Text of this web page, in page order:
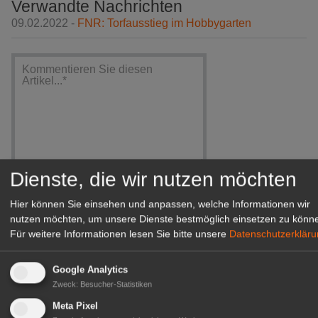
Verwandte Nachrichten
09.02.2022 - FNR: Torfausstieg im Hobbygarten
Ich habe dieBedingungen
Dienste, die wir nutzen möchten
Hier können Sie einsehen und anpassen, welche Informationen wir
nutzen möchten, um unsere Dienste bestmöglich einsetzen zu
Für weitere Informationen lesen Sie bitte unsere
Google Analytics
Zweck: Besucher-Statistiken
Meta Pixel